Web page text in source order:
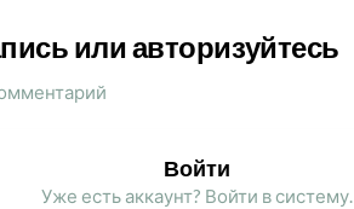
или авторизуйтесь
Войти
Уже есть аккаунт? Войти в систему.